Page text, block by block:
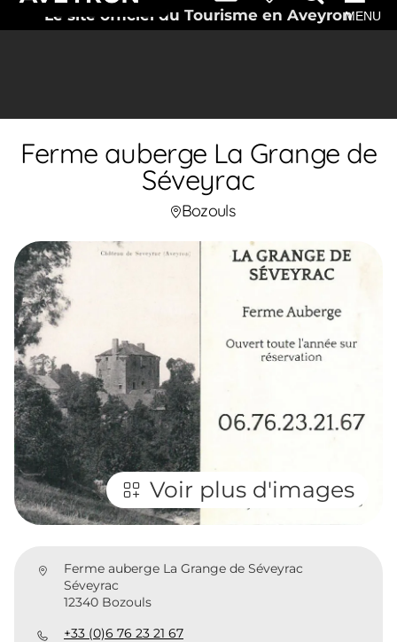
Le site officiel du Tourisme en AveyronMENU
Ferme auberge La Grange de
Séveyrac
Bozouls
Voir plus d'images
Ferme auberge La Grange de Séveyrac
Séveyrac
12340 Bozouls
+33 (0)6 76 23 21 67